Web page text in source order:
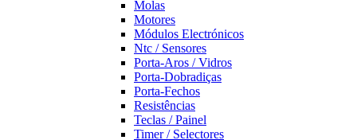
Molas
Motores
Módulos Electrónicos
Ntc / Sensores
Porta-Aros / Vidros
Porta-Dobradiças
Porta-Fechos
Resistências
Teclas / Painel
Timer / Selectores